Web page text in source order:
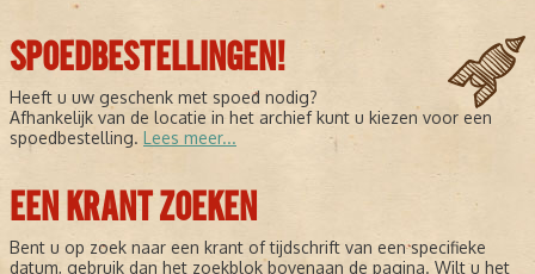
SPOEDBESTELLINGEN!
Heeft u uw geschenk met spoed nodig?
Afhankelijk van de locatie in het archief kunt u kiezen voor een
spoedbestelling. Lees meer...
EEN KRANT ZOEKEN
Bent u op zoek naar een krant of tijdschrift van een specifieke
datum, gebruik dan het zoekblok bovenaan de pagina. Wilt u het